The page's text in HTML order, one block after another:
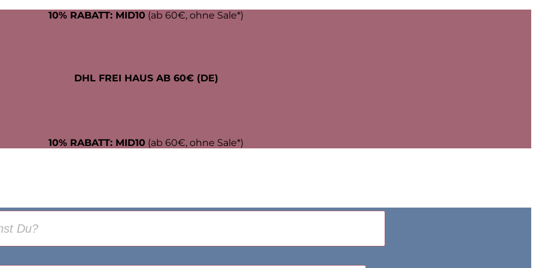
10% RABATT: MID10 (ab 60€, ohne Sale*)
DHL FREI HAUS AB 60€ (DE)
10% RABATT: MID10 (ab 60€, ohne Sale*)